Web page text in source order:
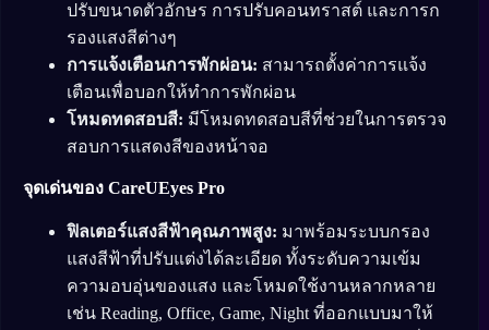
ปรับขนาดตัวอักษร การปรับคอนทราสต์ และการก
รองแสงสีต่างๆ
การแจ้งเตือนการพักผ่อน: สามารถตั้งค่าการแจ้ง
เตือนเพื่อบอกให้ทำการพักผ่อน
โหมดทดสอบสี: มีโหมดทดสอบสีที่ช่วยในการตรวจ
สอบการแสดงสีของหน้าจอ
จุดเด่นของ CareUEyes Pro
ฟิลเตอร์แสงสีฟ้าคุณภาพสูง: มาพร้อมระบบกรอง
แสงสีฟ้าที่ปรับแต่งได้ละเอียด ทั้งระดับความเข้ม
ความอบอุ่นของแสง และโหมดใช้งานหลากหลาย
เช่น Reading, Office, Game, Night ที่ออกแบบมาให้